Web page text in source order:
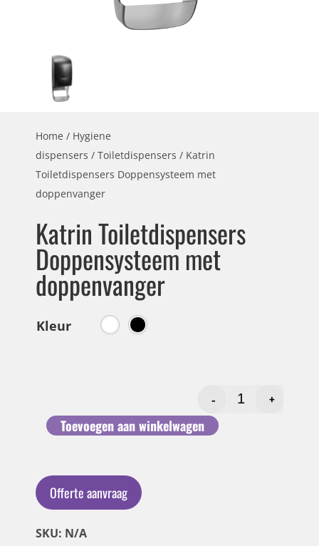
Home / Hygiene
dispensers / Toiletdispensers / Katrin
Toiletdispensers Doppensysteem met
doppenvanger
Katrin Toiletdispensers
Doppensysteem met
doppenvanger
Kleur
-
+
Toevoegen aan winkelwagen
Offerte aanvraag
SKU: N/A